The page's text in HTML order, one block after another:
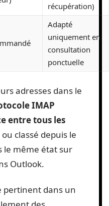
récupération)
Adapté
uniquement en
consultation
ponctuelle
adresses dans le
IMAP
entre tous les
classé depuis le
le même état sur
Outlook.
pertinent dans un